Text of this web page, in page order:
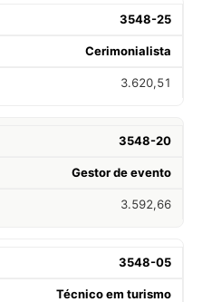
3548-25
Cerimonialista
3.620,51
3548-20
Gestor de evento
3.592,66
3548-05
Técnico em turismo